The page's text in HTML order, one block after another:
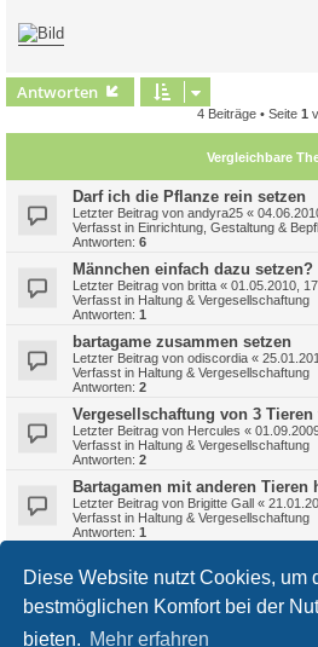
Diese Website nutzt Cookies, um
bestmöglichen Komfort bei der
bieten. Mehr erfahren
Antworten
4 Beiträge • Seite 1
Vergleichbare
Darf ich die Pflanze rein setzen
Letzter Beitrag von andyra25 «
Verfasst in Einrichtung, Gestaltung &
Antworten: 6
Männchen einfach dazu setzen?
Letzter Beitrag von britta « 01.05.2010,
Verfasst in Haltung & Vergesellschaftung
Antworten: 1
bartagame zusammen setzen
Letzter Beitrag von odiscordia «
Verfasst in Haltung & Vergesellschaftung
Antworten: 2
Vergesellschaftung von 3
Letzter Beitrag von Hercules «
Verfasst in Haltung & Vergesellschaftung
Antworten: 2
Bartagamen mit anderen Tieren
Letzter Beitrag von Brigitte Gall «
Verfasst in Haltung & Vergesellschaftung
Antworten: 1